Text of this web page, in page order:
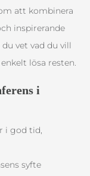
att kombinera
inspirerande
vet vad du vill
lösa resten.
i
i god tid,
syfte